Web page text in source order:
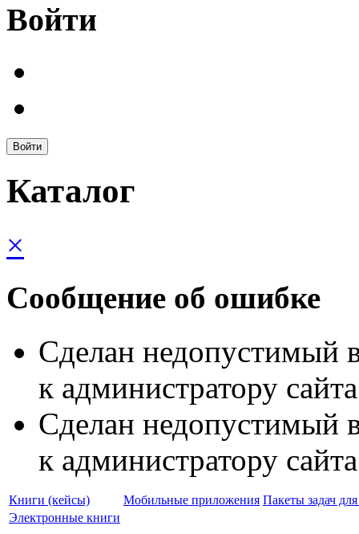
Войти
Войти
Каталог
×
Сообщение об ошибке
Сделан недопустимый
к администратору
Сделан недопустимый
к администратору
Книги (кейсы) Мобильные приложения Пакеты задач
Электронные книги